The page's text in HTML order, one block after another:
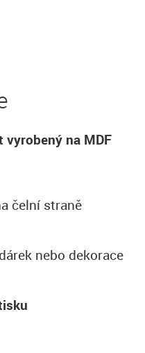
vyrobený na MDF
čelní straně
nebo dekorace